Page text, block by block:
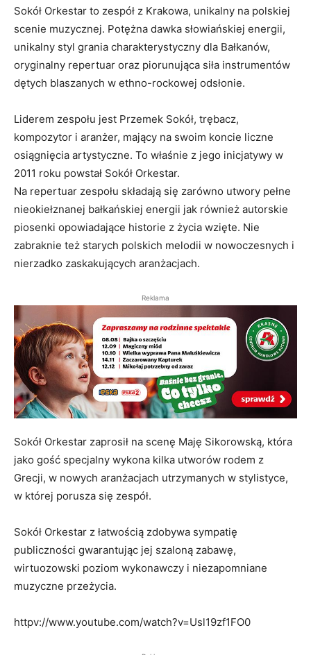
Sokół Orkestar to zespół z Krakowa, unikalny na polskiej
scenie muzycznej. Potężna dawka słowiańskiej energii,
unikalny styl grania charakterystyczny dla Bałkanów,
oryginalny repertuar oraz piorunująca siła instrumentów
dętych blaszanych w ethno-rockowej odsłonie.
Liderem zespołu jest Przemek Sokół, trębacz,
kompozytor i aranżer, mający na swoim koncie liczne
osiągnięcia artystyczne. To właśnie z jego inicjatywy w
2011 roku powstał Sokół Orkestar.
Na repertuar zespołu składają się zarówno utwory pełne
nieokiełznanej bałkańskiej energii jak również autorskie
piosenki opowiadające historie z życia wzięte. Nie
zabraknie też starych polskich melodii w nowoczesnych i
nierzadko zaskakujących aranżacjach.
Reklama
Sokół Orkestar zaprosił na scenę Maję Sikorowską, która
jako gość specjalny wykona kilka utworów rodem z
Grecji, w nowych aranżacjach utrzymanych w stylistyce,
w której porusza się zespół.
Sokół Orkestar z łatwością zdobywa sympatię
publiczności gwarantując jej szaloną zabawę,
wirtuozowski poziom wykonawczy i niezapomniane
muzyczne przeżycia.
httpv://www.youtube.com/watch?v=Usl19zf1FO0